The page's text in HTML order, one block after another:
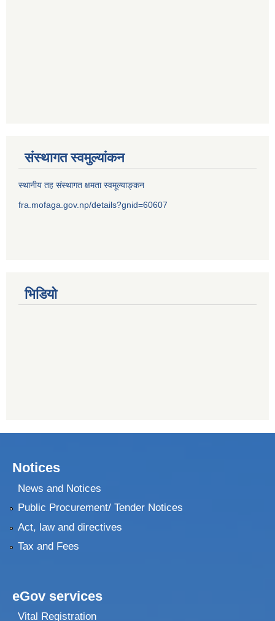
संस्थागत स्वमुल्यांकन
स्थानीय तह संस्थागत क्षमता स्वमूल्याङ्कन
fra.mofaga.gov.np/details?gnid=60607
भिडियो
Notices
News and Notices
Public Procurement/ Tender Notices
Act, law and directives
Tax and Fees
eGov services
Vital Registration